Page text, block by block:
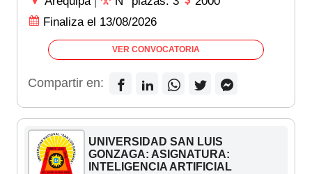
Finaliza el 13/08/2026
VER CONVOCATORIA
Compartir en:
UNIVERSIDAD SAN LUIS
GONZAGA: ASIGNATURA:
INTELIGENCIA ARTIFICIAL